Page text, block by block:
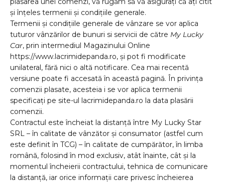
și înțeles termenii și condițiile generale.
Termenii și condițiile generale de vânzare se vor aplica
tuturor vânzărilor de bunuri si servicii de către My Lucky
Car, prin intermediul Magazinului Online
https://www.lacrimidepanda.ro, și pot fi modificate
unilateral, fără nici o altă notificare. Cea mai recentă
versiune poate fi accesată în această pagină. În privința
comenzii plasate, acesteia i se vor aplica termenii
specificați pe site-ul lacrimidepanda.ro la data plasării
comenzii.
Contractul este încheiat la distanță între My Lucky Star
SRL – în calitate de vânzător și consumator (astfel cum
este definit în TCG) – în calitate de cumpărător, în limba
română, folosind în mod exclusiv, atât înainte, cât și la
momentul încheierii contractului, tehnica de comunicare
la distanță, iar orice informații care privesc încheierea